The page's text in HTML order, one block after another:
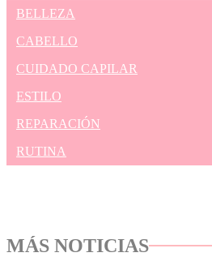
BELLEZA
CABELLO
CUIDADO CAPILAR
ESTILO
REPARACIÓN
RUTINA
MÁS NOTICIAS